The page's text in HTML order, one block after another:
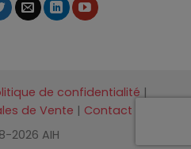
de confidentialité |
de Vente | Contact
2026 AIH